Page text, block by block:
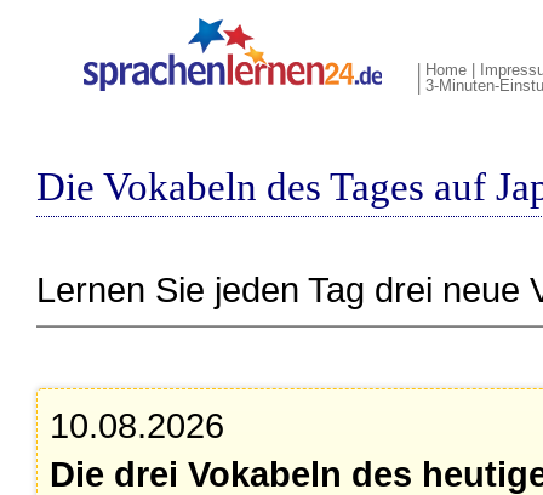
Home
3-Minuten-
Die Vokabeln des Tages auf
Lernen Sie jeden Tag drei neue
10.08.2026
Die drei Vokabeln des